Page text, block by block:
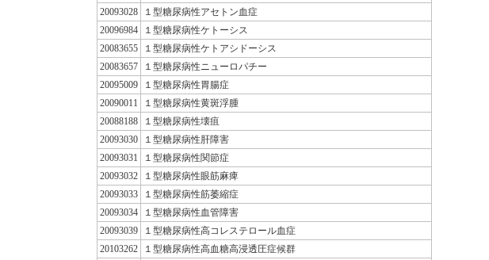
20093028
１型糖尿病性アセトン血症
20096984
１型糖尿病性ケトーシス
20083655
１型糖尿病性ケトアシドーシス
20083657
１型糖尿病性ニューロパチー
20095009
１型糖尿病性胃腸症
20090011
１型糖尿病性黄斑浮腫
20088188
１型糖尿病性壊疽
20093030
１型糖尿病性肝障害
20093031
１型糖尿病性関節症
20093032
１型糖尿病性眼筋麻痺
20093033
１型糖尿病性筋萎縮症
20093034
１型糖尿病性血管障害
20093039
１型糖尿病性高コレステロール血症
20103262
１型糖尿病性高血糖高浸透圧症候群